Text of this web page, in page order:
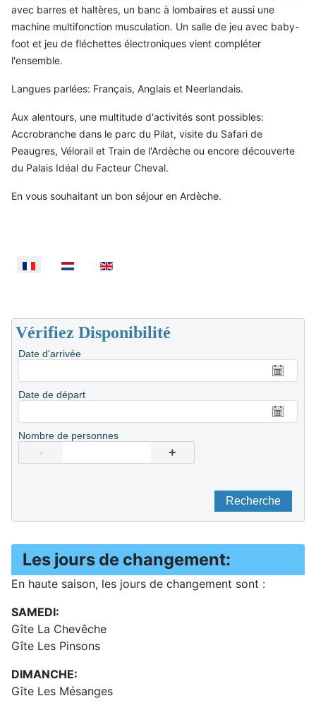
avec barres et haltères, un banc à lombaires et aussi une
machine multifonction musculation. Un salle de jeu avec baby-
foot et jeu de fléchettes électroniques vient compléter
l'ensemble.
Langues parlées: Français, Anglais et Neerlandais.
Aux alentours, une multitude d'activités sont possibles:
Accrobranche dans le parc du Pilat, visite du Safari de
Peaugres, Vélorail et Train de l'Ardèche ou encore découverte
du Palais Idéal du Facteur Cheval.
En vous souhaitant un bon séjour en Ardèche.
Sélectionnez votre langue
Vérifiez Disponibilité
Date d'arrivée
Date de départ
Nombre de personnes
- +
Recherche
Les jours de changement:
En haute saison, les jours de changement sont :
SAMEDI:
Gîte La Chevêche
Gîte Les Pinsons
DIMANCHE:
Gîte Les Mésanges